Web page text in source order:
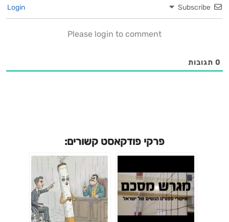
Subscribe
Please login to comment
0 תגובות
פרקי פודקאסט קשורים: